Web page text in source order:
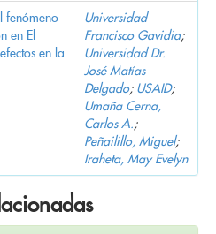
fenómeno
en El
en la
Universidad
Francisco Gavidia;
Universidad Dr.
José Matías
Delgado; USAID;
Umaña Cerna,
Carlos A.;
Peñailillo, Miguel;
Iraheta, May Evelyn